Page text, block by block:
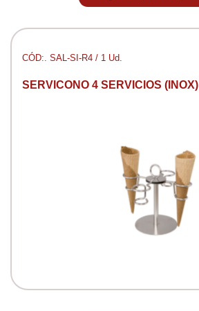
CÓD:. SAL-SI-R4 / 1 Ud.
SERVICONO 4 SERVICIOS (INOX)